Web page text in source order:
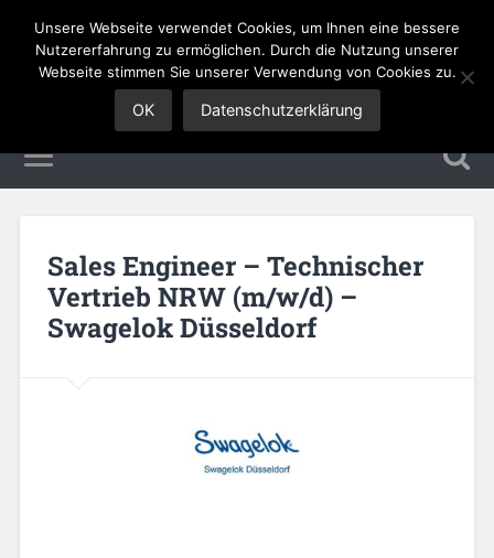
Sales Jobs
Sales Engineer – Technischer
Vertrieb NRW (m/w/d) –
Swagelok Düsseldorf
Unsere Webseite verwendet Cookies, um Ihnen eine bessere
Nutzererfahrung zu ermöglichen. Durch die Nutzung unserer
Webseite stimmen Sie unserer Verwendung von Cookies zu.
OK Datenschutzerklärung